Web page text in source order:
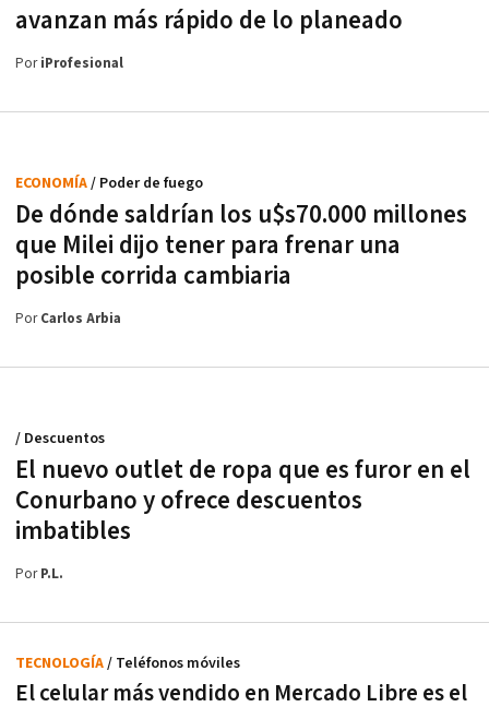
avanzan más rápido de lo planeado
PoriProfesional
De dónde saldrían los u$s70.000 millones
que Milei dijo tener para frenar una
posible corrida cambiaria
ECONOMÍA/ Poder de fuego
PorCarlos Arbia
El nuevo outlet de ropa que es furor en el
Conurbano y ofrece descuentos
imbatibles
/ Descuentos
PorP.L.
El celular más vendido en Mercado Libre es el
TECNOLOGÍA/ Teléfonos móviles